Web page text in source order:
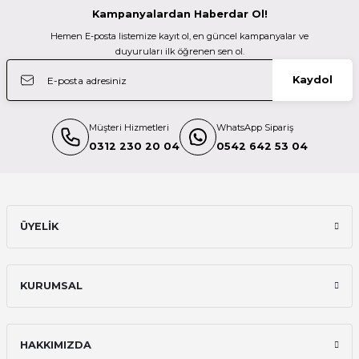
Profoto 902020 L600D DAYLIGHT LED
210.600,00 TL
Patona
Patona 4286 Premium Led Tüp Işık Dynamic RC100 RGB
Kampanyalardan Haberdar Ol!
Hemen E-posta listemize kayıt ol, en güncel kampanyalar ve
duyuruları ilk öğrenen sen ol.
Kaydol
Müşteri Hizmetleri
0312 230 20 04
WhatsApp Sipariş
0542 642 53 04
ÜYELİK
KURUMSAL
HAKKIMIZDA